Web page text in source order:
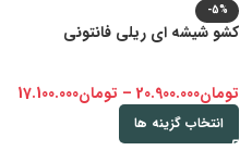
-5%
کشو شیشه ای ریلی فانتونی
تومان20.900.000
– تومان17.100.000
انتخاب گزینه ها